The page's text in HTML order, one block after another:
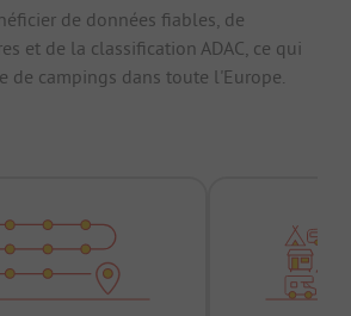
de données fiables, de
et de la classification ADAC, ce qui
de campings dans toute l'Europe.